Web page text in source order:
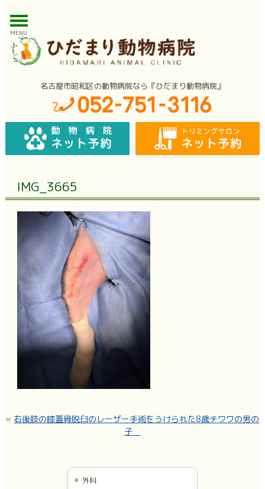
MENU
名古屋市昭和区の動物病院なら『ひだまり動物病院』
IMG_3665
«右後肢の膝蓋骨脱臼のレーザー手術をうけられた8歳チワワの男の
子
外科